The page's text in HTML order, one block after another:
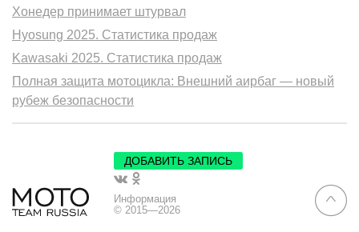
Хонедер принимает штурвал
Hyosung 2025. Статистика продаж
Kawasaki 2025. Статистика продаж
Полная защита мотоцикла: Внешний аирбаг — новый
рубеж безопасности
ДОБАВИТЬ ЗАПИСЬ
Информация
© 2015—2026